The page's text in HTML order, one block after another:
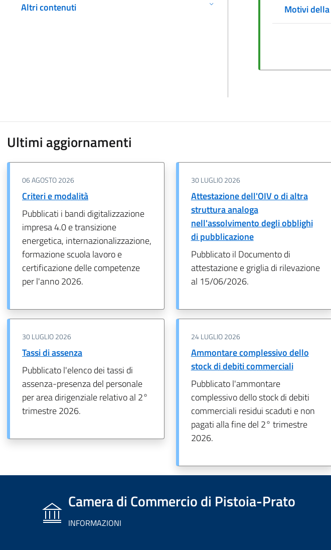
Altri contenuti
Ultimi aggiornamenti
06 AGOSTO 2026
Criteri e modalità
Pubblicati i bandi digitalizzazione
impresa 4.0 e transizione
energetica, internazionalizzazione,
formazione scuola lavoro e
certificazione delle competenze
per l'anno 2026.
30 LUGLIO 2026
Tassi di assenza
Pubblicato l'elenco dei tassi di
assenza-presenza del personale
per area dirigenziale relativo al 2°
trimestre 2026.
30 LUGLIO 2026
Attestazione dell'OIV o di altra
struttura analoga
nell'assolvimento degli obblighi
di pubblicazione
Pubblicato il Documento di
attestazione e griglia di rilevazione
al 15/06/2026.
24 LUGLIO 2026
Ammontare complessivo dello
stock di debiti commerciali
Pubblicato l'ammontare
complessivo dello stock di debiti
commerciali residui scaduti e non
pagati alla fine del 2° trimestre
2026.
Camera di Commercio di Pistoia-Prato
INFORMAZIONI